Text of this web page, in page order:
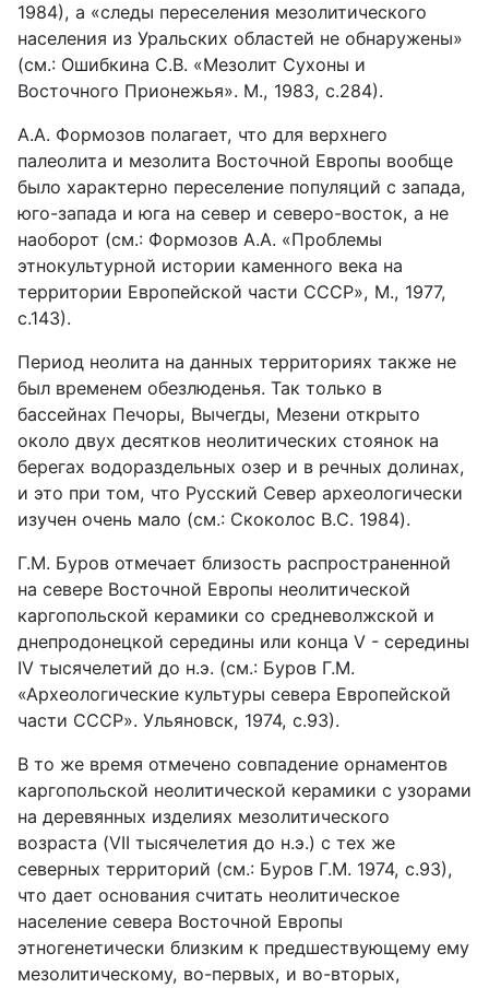
1984), а «следы переселения мезолитического
населения из Уральских областей не обнаружены»
(см.: Ошибкина С.В. «Мезолит Сухоны и
Восточного Прионежья». М., 1983, с.284).
А.А. Формозов полагает, что для верхнего
палеолита и мезолита Восточной Европы вообще
было характерно переселение популяций с запада,
юго-запада и юга на север и северо-восток, а не
наоборот (см.: Формозов А.А. «Проблемы
этнокультурной истории каменного века на
территории Европейской части СССР», М., 1977,
с.143).
Период неолита на данных территориях также не
был временем обезлюденья. Так только в
бассейнах Печоры, Вычегды, Мезени открыто
около двух десятков неолитических стоянок на
берегах водораздельных озер и в речных долинах,
и это при том, что Русский Север археологически
изучен очень мало (см.: Скоколос B.C. 1984).
Г.М. Буров отмечает близость распространенной
на севере Восточной Европы неолитической
каргопольской керамики со средневолжской и
днепродонецкой середины или конца V - середины
IV тысячелетий до н.э. (см.: Буров Г.М.
«Археологические культуры севера Европейской
части СССР». Ульяновск, 1974, с.93).
В то же время отмечено совпадение орнаментов
каргопольской неолитической керамики с узорами
на деревянных изделиях мезолитического
возраста (VII тысячелетия до н.э.) с тех же
северных территорий (см.: Буров Г.М. 1974, с.93),
что дает основания считать неолитическое
население севера Восточной Европы
этногенетически близким к предшествующему ему
мезолитическому, во-первых, и во-вторых,